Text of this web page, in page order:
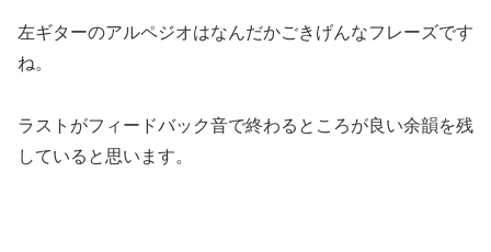
左ギターのアルペジオはなんだかごきげんなフレーズです
ね。
ラストがフィードバック音で終わるところが良い余韻を残
していると思います。